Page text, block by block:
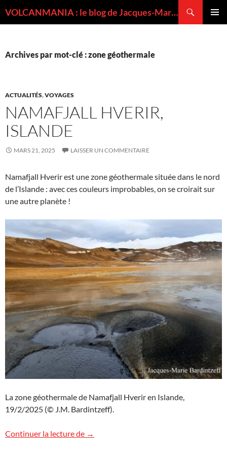
VOLCANMANIA : le blog de Jacques-Marie BARDINTZEFF, volcanologue
Archives par mot-clé : zone géothermale
ACTUALITÉS,VOYAGES
NAMAFJALL HVERIR,
ISLANDE
MARS 21, 2025 LAISSER UN COMMENTAIRE
Namafjall Hverir est une zone géothermale située dans le nord
de l’Islande : avec ces couleurs improbables, on se croirait sur
une autre planète !
La zone géothermale de Namafjall Hverir en Islande,
19/2/2025 (© J.M. Bardintzeff).
Continuer la lecture de Namafjall Hverir, Islande
→